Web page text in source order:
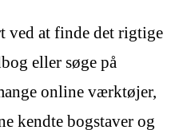
ved at finde det rigtige
eller søge på
online værktøjer,
kendte bogstaver og